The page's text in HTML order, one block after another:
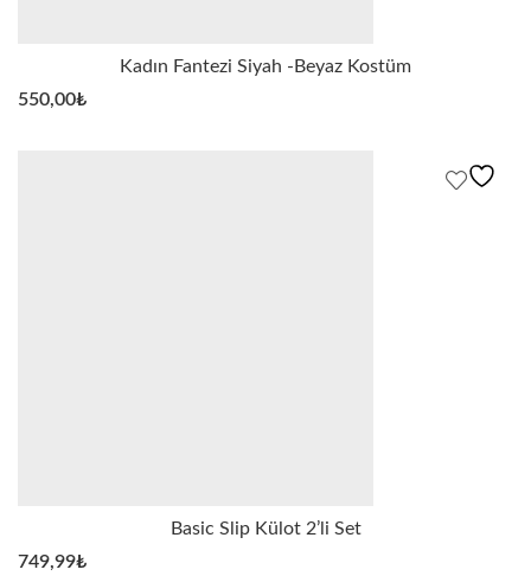
Kadın Fantezi Siyah -Beyaz Kostüm
550,00₺
Basic Slip Külot 2’li Set
749,99₺